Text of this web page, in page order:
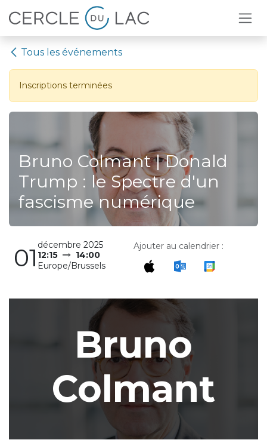
Se rendre au contenu
Tous les événements
Inscriptions terminées
Bruno Colmant | Donald
Trump : le Spectre d'un
fascisme numérique
01 décembre 2025
12:15
14:00
Europe/Brussels
Ajouter au calendrier :
Bruno
Colmant